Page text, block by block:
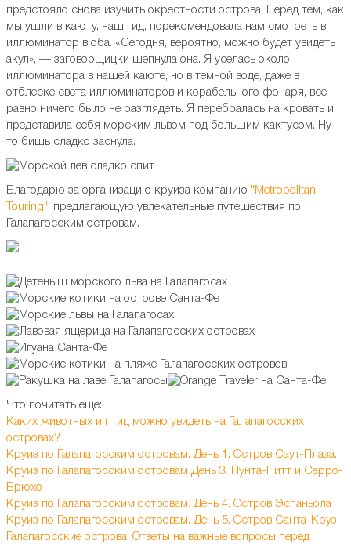
предстояло снова изучить окрестности острова. Перед тем, как
мы ушли в каюту, наш гид, порекомендовала нам смотреть в
иллюминатор в оба. «Сегодня, вероятно, можно будет увидеть
акул», — заговорщицки шепнула она. Я уселась около
иллюминатора в нашей каюте, но в темной воде, даже в
отблеске света иллюминаторов и корабельного фонаря, все
равно ничего было не разглядеть. Я перебралась на кровать и
представила себя морским львом под большим кактусом. Ну
то бишь сладко заснула.
Благодарю за организацию круиза компанию "Metropolitan
Touring", предлагающую увлекательные путешествия по
Галапагосским островам.
Что почитать еще:
Каких животных и птиц можно увидеть на Галапагосских
островах?
Круиз по Галапагосским островам. День 1. Остров Саут-Плаза.
Круиз по Галапагосским островам День 3. Пунта-Питт и Серро-
Брюхо
Круиз по Галапагосским островам. День 4. Остров Эспаньола
Круиз по Галапагосским островам. День 5. Остров Санта-Круз
Галапагосские острова: Ответы на важные вопросы перед